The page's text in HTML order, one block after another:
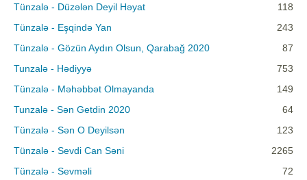
Tünzalə - Düzələn Deyil Həyat
118
Tünzalə - Eşqində Yan
243
Tünzalə - Gözün Aydın Olsun, Qarabağ 2020
87
Tunzalə - Hədiyyə
753
Tünzalə - Məhəbbət Olmayanda
149
Tunzalə - Sən Getdin 2020
64
Tünzalə - Sən O Deyilsən
123
Tünzalə - Sevdi Can Səni
2265
Tünzalə - Sevməli
72